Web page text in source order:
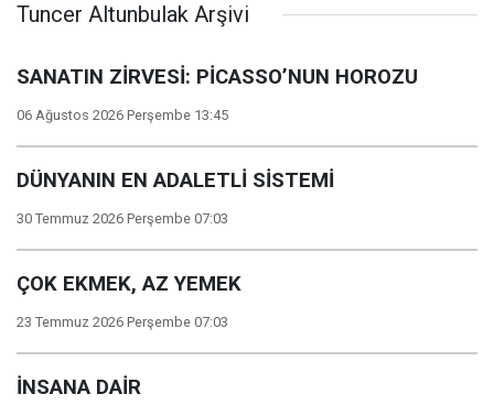
Tuncer Altunbulak Arşivi
SANATIN ZİRVESİ: PİCASSO’NUN HOROZU
06 Ağustos 2026 Perşembe 13:45
DÜNYANIN EN ADALETLİ SİSTEMİ
30 Temmuz 2026 Perşembe 07:03
ÇOK EKMEK, AZ YEMEK
23 Temmuz 2026 Perşembe 07:03
İNSANA DAİR